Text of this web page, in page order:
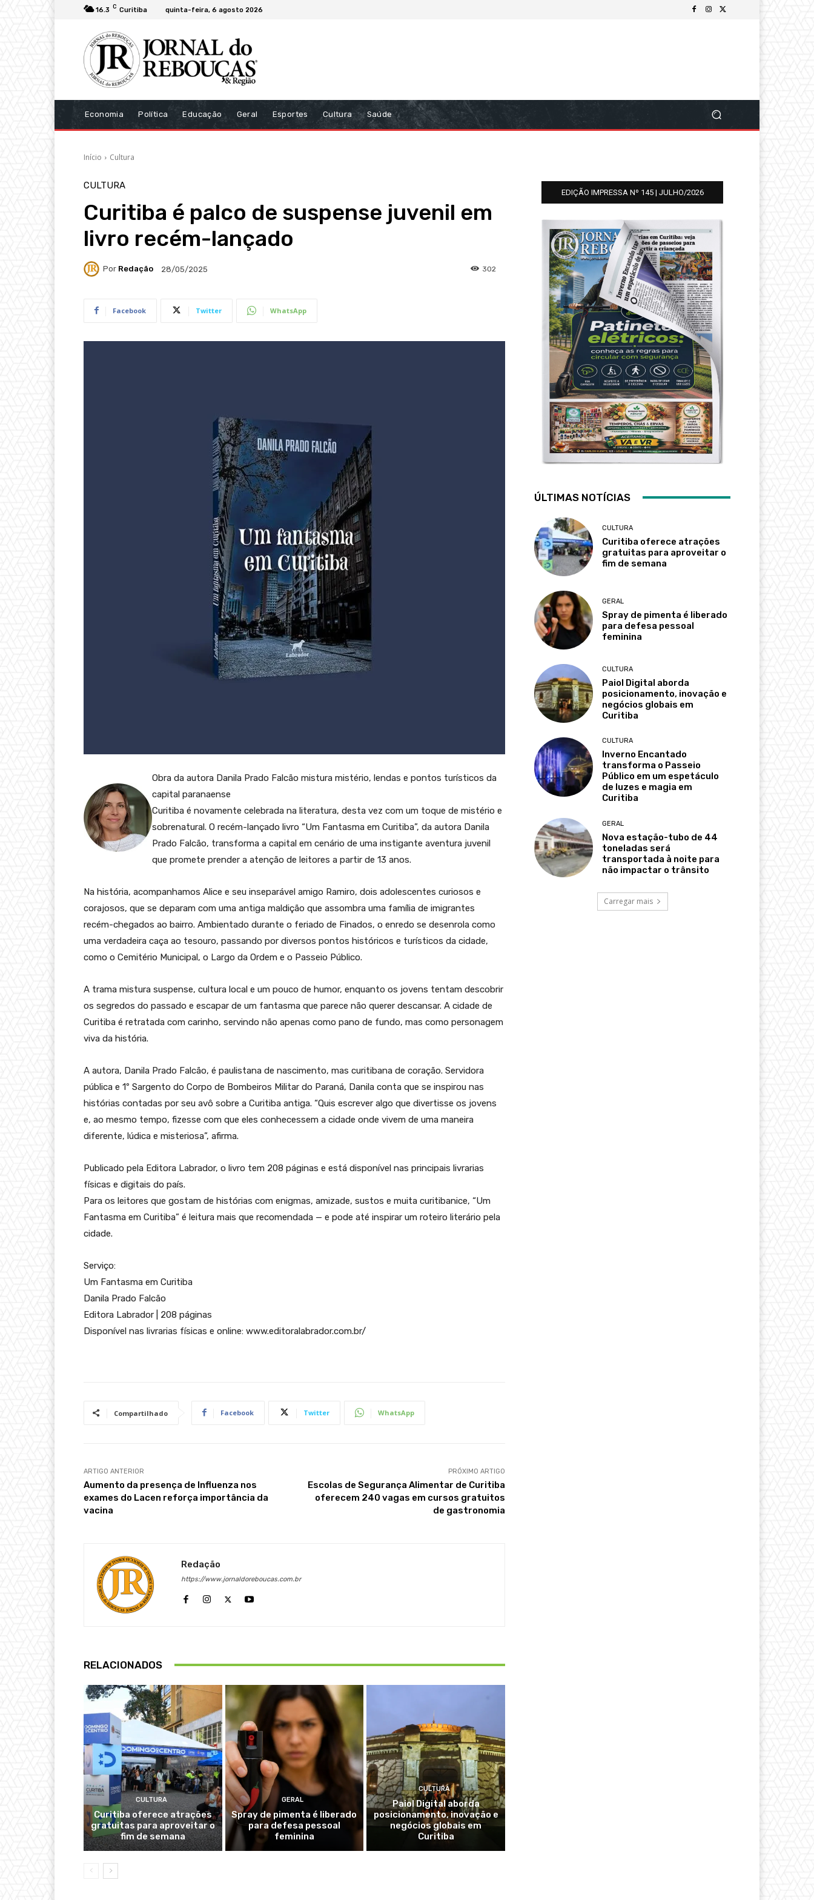
16.3 C Curitiba quinta-feira, 6 agosto 2026
Economia Política Educação Geral Esportes Cultura Saúde
Início Cultura
CULTURA
Curitiba é palco de suspense juvenil em
livro recém-lançado
Por Redação 28/05/2025 302
Facebook Twitter WhatsApp
Obra da autora Danila Prado Falcão mistura mistério, lendas e pontos turísticos da
capital paranaense
Curitiba é novamente celebrada na literatura, desta vez com um toque de mistério e
sobrenatural. O recém-lançado livro “Um Fantasma em Curitiba”, da autora Danila
Prado Falcão, transforma a capital em cenário de uma instigante aventura juvenil
que promete prender a atenção de leitores a partir de 13 anos.
Na história, acompanhamos Alice e seu inseparável amigo Ramiro, dois adolescentes curiosos e
corajosos, que se deparam com uma antiga maldição que assombra uma família de imigrantes
recém-chegados ao bairro. Ambientado durante o feriado de Finados, o enredo se desenrola como
uma verdadeira caça ao tesouro, passando por diversos pontos históricos e turísticos da cidade,
como o Cemitério Municipal, o Largo da Ordem e o Passeio Público.
A trama mistura suspense, cultura local e um pouco de humor, enquanto os jovens tentam descobrir
os segredos do passado e escapar de um fantasma que parece não querer descansar. A cidade de
Curitiba é retratada com carinho, servindo não apenas como pano de fundo, mas como personagem
viva da história.
A autora, Danila Prado Falcão, é paulistana de nascimento, mas curitibana de coração. Servidora
pública e 1º Sargento do Corpo de Bombeiros Militar do Paraná, Danila conta que se inspirou nas
histórias contadas por seu avô sobre a Curitiba antiga. “Quis escrever algo que divertisse os jovens
e, ao mesmo tempo, fizesse com que eles conhecessem a cidade onde vivem de uma maneira
diferente, lúdica e misteriosa”, afirma.
Publicado pela Editora Labrador, o livro tem 208 páginas e está disponível nas principais livrarias
físicas e digitais do país.
Para os leitores que gostam de histórias com enigmas, amizade, sustos e muita curitibanice, “Um
Fantasma em Curitiba” é leitura mais que recomendada — e pode até inspirar um roteiro literário pela
cidade.
Serviço:
Um Fantasma em Curitiba
Danila Prado Falcão
Editora Labrador | 208 páginas
Disponível nas livrarias físicas e online: www.editoralabrador.com.br/
Compartilhado Facebook Twitter WhatsApp
ARTIGO ANTERIOR
Aumento da presença de Influenza nos
exames do Lacen reforça importância da
vacina
PRÓXIMO ARTIGO
Escolas de Segurança Alimentar de Curitiba
oferecem 240 vagas em cursos gratuitos
de gastronomia
Redação
https://www.jornaldoreboucas.com.br
RELACIONADOS
CULTURA
Curitiba oferece atrações
gratuitas para aproveitar o
fim de semana
GERAL
Spray de pimenta é liberado
para defesa pessoal
feminina
CULTURA
Paiol Digital aborda
posicionamento, inovação e
negócios globais em
Curitiba
EDIÇÃO IMPRESSA Nº 145 | JULHO/2026
ÚLTIMAS NOTÍCIAS
CULTURA
Curitiba oferece atrações
gratuitas para aproveitar o
fim de semana
GERAL
Spray de pimenta é liberado
para defesa pessoal
feminina
CULTURA
Paiol Digital aborda
posicionamento, inovação e
negócios globais em
Curitiba
CULTURA
Inverno Encantado
transforma o Passeio
Público em um espetáculo
de luzes e magia em
Curitiba
GERAL
Nova estação-tubo de 44
toneladas será
transportada à noite para
não impactar o trânsito
Carregar mais